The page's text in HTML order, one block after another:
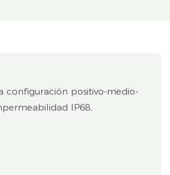
configuración positivo-medio-
IP68,